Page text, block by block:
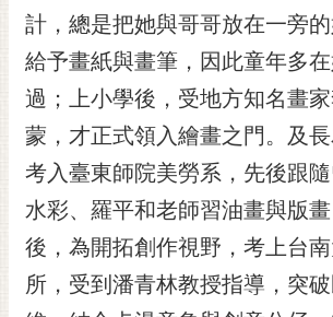
訂
閱
RSS
訂
閱
電
子
報
市
民
信
計，總是把她與哥哥放在一旁
給予畫紙與畫筆，因此童年多
過；上小學後，受地方知名畫
蒙，才正式領入繪畫之門。及長
考入臺東師院美勞系，先後跟
水彩、羅平和老師習油畫與版
後，為開拓創作視野，考上台
所，受到潘青林教授指導，突